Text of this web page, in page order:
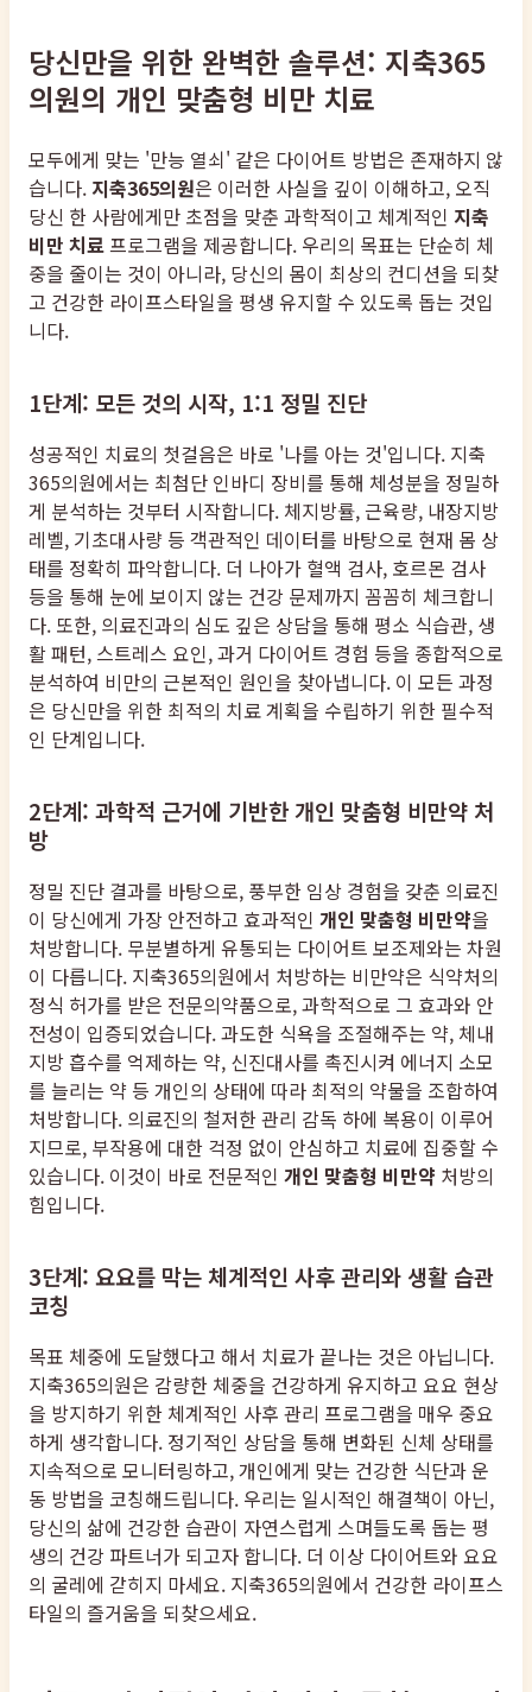
당신만을 위한 완벽한 솔루션: 지축365
의원의 개인 맞춤형 비만 치료
모두에게 맞는 '만능 열쇠' 같은 다이어트 방법은 존재하지 않
습니다. 지축365의원은 이러한 사실을 깊이 이해하고, 오직
당신 한 사람에게만 초점을 맞춘 과학적이고 체계적인 지축
비만 치료프로그램을 제공합니다. 우리의 목표는 단순히 체
중을 줄이는 것이 아니라, 당신의 몸이 최상의 컨디션을 되찾
고 건강한 라이프스타일을 평생 유지할 수 있도록 돕는 것입
니다.
1단계: 모든 것의 시작, 1:1 정밀 진단
성공적인 치료의 첫걸음은 바로 '나를 아는 것'입니다. 지축
365의원에서는 최첨단 인바디 장비를 통해 체성분을 정밀하
게 분석하는 것부터 시작합니다. 체지방률, 근육량, 내장지방
레벨, 기초대사량 등 객관적인 데이터를 바탕으로 현재 몸 상
태를 정확히 파악합니다. 더 나아가 혈액 검사, 호르몬 검사
등을 통해 눈에 보이지 않는 건강 문제까지 꼼꼼히 체크합니
다. 또한, 의료진과의 심도 깊은 상담을 통해 평소 식습관, 생
활 패턴, 스트레스 요인, 과거 다이어트 경험 등을 종합적으로
분석하여 비만의 근본적인 원인을 찾아냅니다. 이 모든 과정
은 당신만을 위한 최적의 치료 계획을 수립하기 위한 필수적
인 단계입니다.
2단계: 과학적 근거에 기반한 개인 맞춤형 비만약 처
방
정밀 진단 결과를 바탕으로, 풍부한 임상 경험을 갖춘 의료진
이 당신에게 가장 안전하고 효과적인 개인 맞춤형 비만약을
처방합니다. 무분별하게 유통되는 다이어트 보조제와는 차원
이 다릅니다. 지축365의원에서 처방하는 비만약은 식약처의
정식 허가를 받은 전문의약품으로, 과학적으로 그 효과와 안
전성이 입증되었습니다. 과도한 식욕을 조절해주는 약, 체내
지방 흡수를 억제하는 약, 신진대사를 촉진시켜 에너지 소모
를 늘리는 약 등 개인의 상태에 따라 최적의 약물을 조합하여
처방합니다. 의료진의 철저한 관리 감독 하에 복용이 이루어
지므로, 부작용에 대한 걱정 없이 안심하고 치료에 집중할 수
있습니다. 이것이 바로 전문적인 개인 맞춤형 비만약 처방의
힘입니다.
3단계: 요요를 막는 체계적인 사후 관리와 생활 습관
코칭
목표 체중에 도달했다고 해서 치료가 끝나는 것은 아닙니다.
지축365의원은 감량한 체중을 건강하게 유지하고 요요 현상
을 방지하기 위한 체계적인 사후 관리 프로그램을 매우 중요
하게 생각합니다. 정기적인 상담을 통해 변화된 신체 상태를
지속적으로 모니터링하고, 개인에게 맞는 건강한 식단과 운
동 방법을 코칭해드립니다. 우리는 일시적인 해결책이 아닌,
당신의 삶에 건강한 습관이 자연스럽게 스며들도록 돕는 평
생의 건강 파트너가 되고자 합니다. 더 이상 다이어트와 요요
의 굴레에 갇히지 마세요. 지축365의원에서 건강한 라이프스
타일의 즐거움을 되찾으세요.